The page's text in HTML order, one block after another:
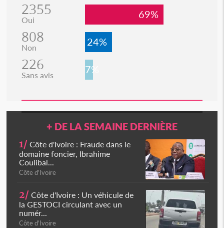
2355
Oui 69%
808
Non 24%
226
Sans avis 7%
+ DE LA SEMAINE DERNIÈRE
1/ Côte d'Ivoire : Fraude dans le
domaine foncier, Ibrahime
Coulibal...
Côte d'Ivoire
2/ Côte d'Ivoire : Un véhicule de
la GESTOCI circulant avec un
numér...
Côte d'Ivoire